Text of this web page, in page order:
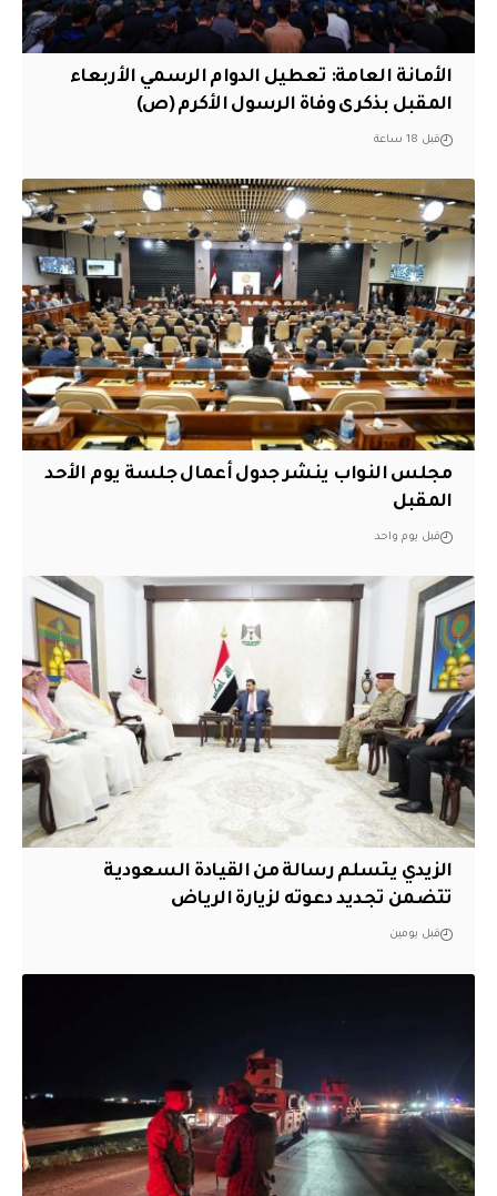
الأمانة العامة: تعطيل الدوام الرسمي الأربعاء
المقبل بذكرى وفاة الرسول الأكرم (ص)
قبل 18 ساعة
مجلس النواب ينشر جدول أعمال جلسة يوم الأحد
المقبل
قبل يوم واحد
الزيدي يتسلم رسالة من القيادة السعودية
تتضمن تجديد دعوته لزيارة الرياض
قبل يومين